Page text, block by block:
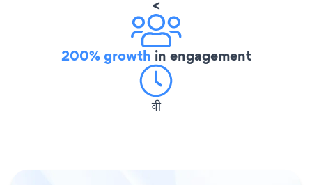
<
200% growth in engagement
वी